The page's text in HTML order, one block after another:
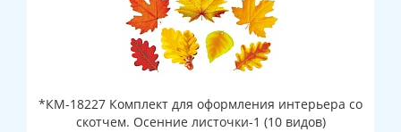
*КМ-18227 Комплект для оформления интерьера со
скотчем. Осенние листочки-1 (10 видов)